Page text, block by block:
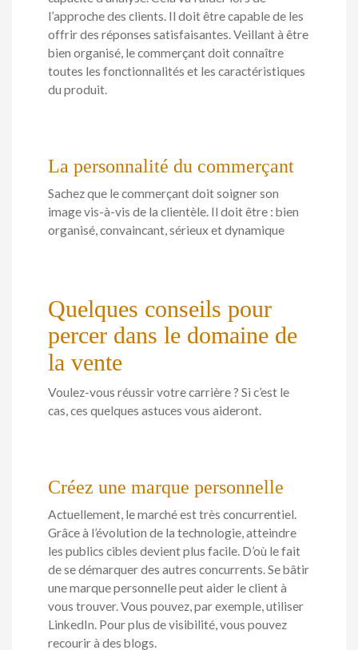
l’approche des clients. Il doit être capable de les
offrir des réponses satisfaisantes. Veillant à être
bien organisé, le commerçant doit connaître
toutes les fonctionnalités et les caractéristiques
du produit.
La personnalité du commerçant
Sachez que le commerçant doit soigner son
image vis-à-vis de la clientèle. Il doit être : bien
organisé, convaincant, sérieux et dynamique
Quelques conseils pour
percer dans le domaine de
la vente
Voulez-vous réussir votre carrière ? Si c’est le
cas, ces quelques astuces vous aideront.
Créez une marque personnelle
Actuellement, le marché est très concurrentiel.
Grâce à l’évolution de la technologie, atteindre
les publics cibles devient plus facile. D’où le fait
de se démarquer des autres concurrents. Se bâtir
une marque personnelle peut aider le client à
vous trouver. Vous pouvez, par exemple, utiliser
LinkedIn. Pour plus de visibilité, vous pouvez
recourir à des blogs.